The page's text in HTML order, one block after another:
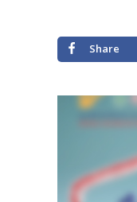
Share